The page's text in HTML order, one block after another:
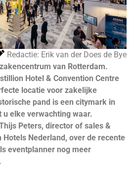
Redactie: Erik van der Does de Bye
van Rotterdam.
Hotel & Convention Centre
locatie voor zakelijke
pand is een citymark in
u elke verwachting waar.
Peters, director of sales &
Nederland, over de recente
eventplanner nog meer